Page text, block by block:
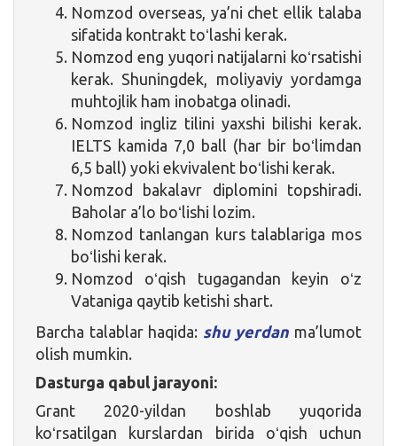
Nomzod overseas, ya’ni chet ellik talaba
sifatida kontrakt toʻlashi kerak.
Nomzod eng yuqori natijalarni koʻrsatishi
kerak. Shuningdek, moliyaviy yordamga
muhtojlik ham inobatga olinadi.
Nomzod ingliz tilini yaxshi bilishi kerak.
IELTS kamida 7,0 ball (har bir boʻlimdan
6,5 ball) yoki ekvivalent boʻlishi kerak.
Nomzod bakalavr diplomini topshiradi.
Baholar a’lo boʻlishi lozim.
Nomzod tanlangan kurs talablariga mos
boʻlishi kerak.
Nomzod oʻqish tugagandan keyin oʻz
Vataniga qaytib ketishi shart.
Barcha talablar haqida: shu yerdan ma’lumot
olish mumkin.
Dasturga qabul jarayoni:
Grant 2020-yildan boshlab yuqorida
koʻrsatilgan kurslardan birida oʻqish uchun